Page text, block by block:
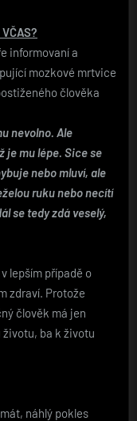
informovaní a
mozkové mrtvice
člověka
nevolno. Ale
je mu lépe. Sice se
nebo mluví, ale
ruku nebo necítí
se tedy zdá veselý,
lepším případě o
zdraví. Protože
člověk má jen
životu, ba k životu
náhlý pokles